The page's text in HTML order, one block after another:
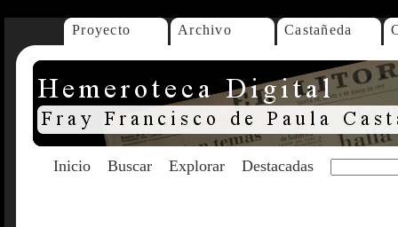
Proyecto Archivo Castañeda
Inicio Buscar Explorar Destacadas